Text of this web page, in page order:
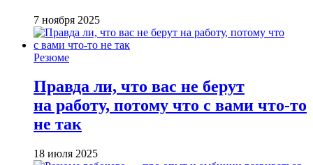
7 ноября 2025
Резюме
Правда ли, что вас не берут
на работу, потому что с вами что-то
не так
18 июля 2025